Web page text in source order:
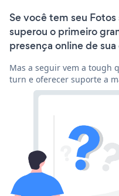
Se você tem seu
superou o primeiro
presença online de
Mas a seguir vem a tough
turn e oferecer suporte a